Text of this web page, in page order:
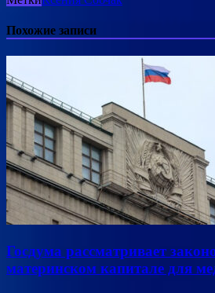
Похожие записи
Госдума рассматривает
материнском капитале для